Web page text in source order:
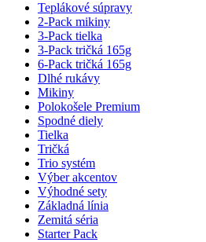
Teplákové súpravy
2-Pack mikiny
3-Pack tielka
3-Pack tričká 165g
6-Pack tričká 165g
Dlhé rukávy
Mikiny
Polokošele Premium
Spodné diely
Tielka
Tričká
Trio systém
Výber akcentov
Výhodné sety
Základná línia
Zemitá séria
Starter Pack